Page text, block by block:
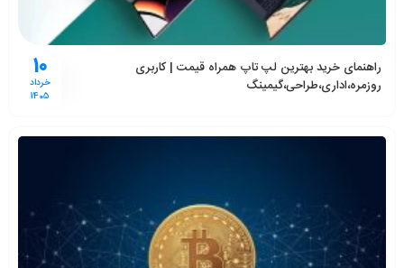
10
خرداد
1405
راهنمای خرید بهترین لپ تاپ همراه قیمت | کاربری
روزمره،اداری،طراحی،گیمینگ